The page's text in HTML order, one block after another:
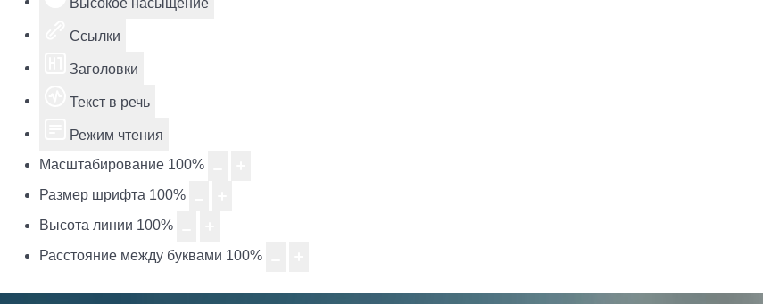
Высокое насыщение
Ссылки
Заголовки
Текст в речь
Режим чтения
Масштабирование 100%
Размер шрифта 100%
Высота линии 100%
Расстояние между буквами 100%